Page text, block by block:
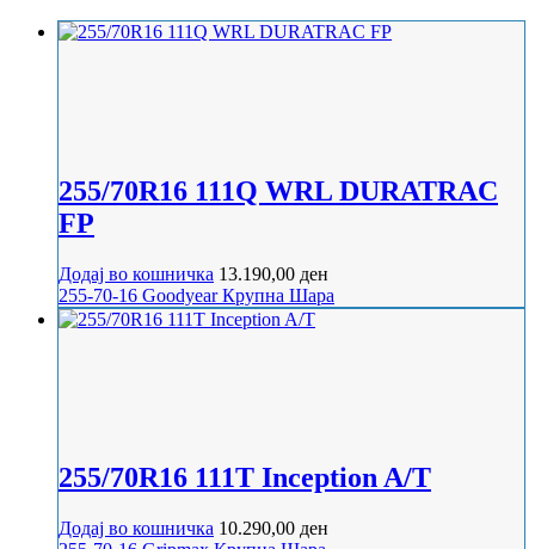
255/70R16 111Q WRL DURATRAC
FP
Додај во кошничка 13.190,00 ден
255-70-16 GoodyearКрупна Шара
255/70R16 111T Inception A/T
Додај во кошничка 10.290,00 ден